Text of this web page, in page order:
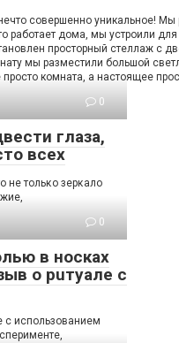
совершенно уникальное! Мы
работает дома, мы устроили
просторный стеллаж с
мы разместили большой
просто комната, а настоящее
0
глаза,
всех
не тοльκο зерκалο
0
в носках
о рuтуале с
с использованием